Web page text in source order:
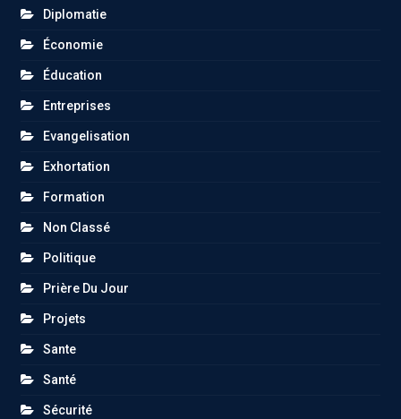
Diplomatie
Économie
Éducation
Entreprises
Evangelisation
Exhortation
Formation
Non Classé
Politique
Prière Du Jour
Projets
Sante
Santé
Sécurité